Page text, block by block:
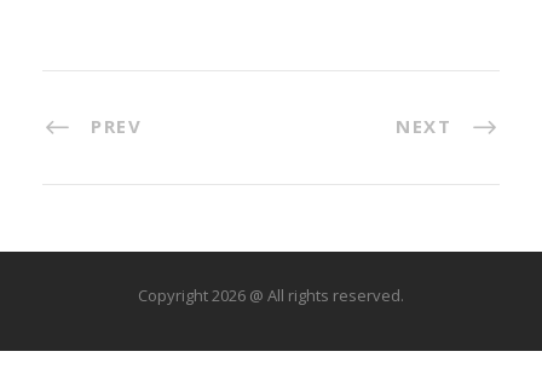
PREV NEXT
Copyright 2026 @ All rights reserved.